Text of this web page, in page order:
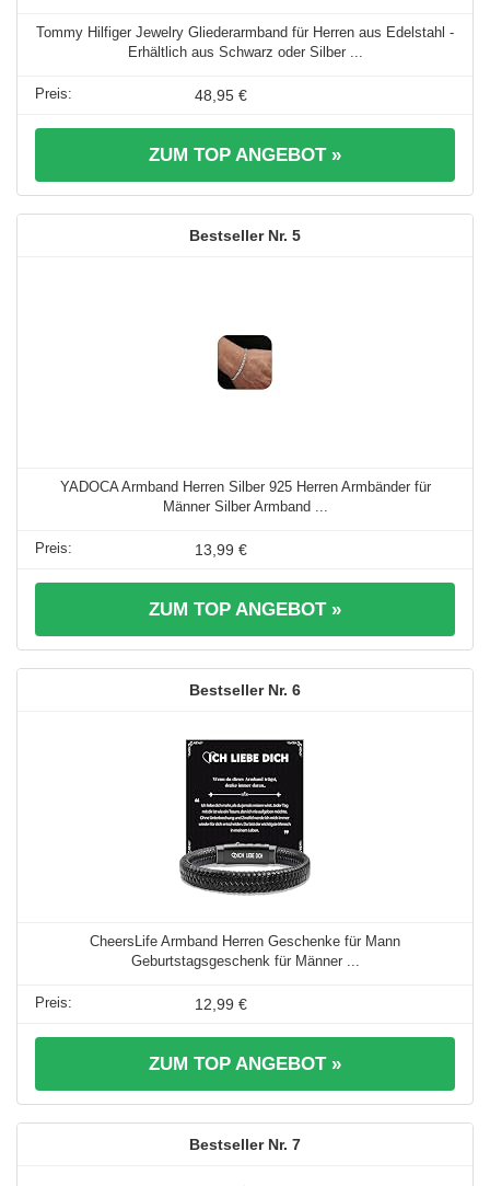
Tommy Hilfiger Jewelry Gliederarmband für Herren aus Edelstahl -
Erhältlich aus Schwarz oder Silber ...
48,95 €
ZUM TOP ANGEBOT »
5
YADOCA Armband Herren Silber 925 Herren Armbänder für
Männer Silber Armband ...
13,99 €
ZUM TOP ANGEBOT »
6
CheersLife Armband Herren Geschenke für Mann
Geburtstagsgeschenk für Männer ...
12,99 €
ZUM TOP ANGEBOT »
7